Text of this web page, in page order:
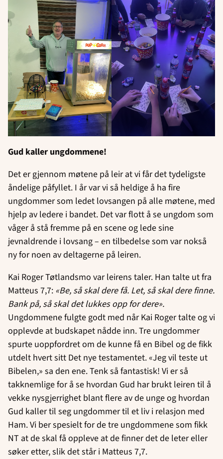
Gud kaller ungdommene!
Det er gjennom møtene på leir at vi får det tydeligste
åndelige påfyllet. I år var vi så heldige å ha fire
ungdommer som ledet lovsangen på alle møtene, med
hjelp av ledere i bandet. Det var flott å se ungdom som
våger å stå fremme på en scene og lede sine
jevnaldrende i lovsang – en tilbedelse som var nokså
ny for noen av deltagerne på leiren.
Kai Roger Tøtlandsmo var leirens taler. Han talte ut fra
Matteus 7,7: «Be, så skal dere få. Let, så skal dere finne.
Bank på, så skal det lukkes opp for dere».
Ungdommene fulgte godt med når Kai Roger talte og vi
opplevde at budskapet nådde inn. Tre ungdommer
spurte uoppfordret om de kunne få en Bibel og de fikk
utdelt hvert sitt Det nye testamentet. «Jeg vil teste ut
Bibelen,» sa den ene. Tenk så fantastisk! Vi er så
takknemlige for å se hvordan Gud har brukt leiren til å
vekke nysgjerrighet blant flere av de unge og hvordan
Gud kaller til seg ungdommer til et liv i relasjon med
Ham. Vi ber spesielt for de tre ungdommene som fikk
NT at de skal få oppleve at de finner det de leter eller
søker etter, slik det står i Matteus 7,7.